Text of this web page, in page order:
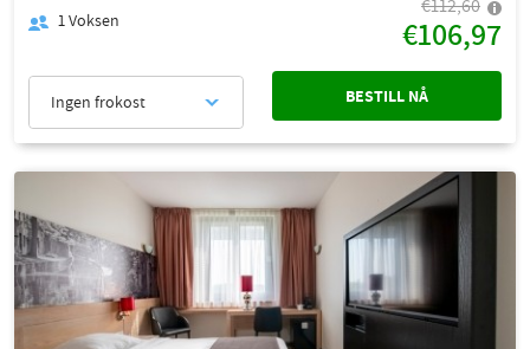
1Voksen
€112,60
€106,97
Ingen frokost BESTILL NÅ